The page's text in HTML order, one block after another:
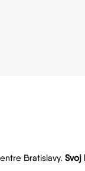
Bratislavy. Svoj